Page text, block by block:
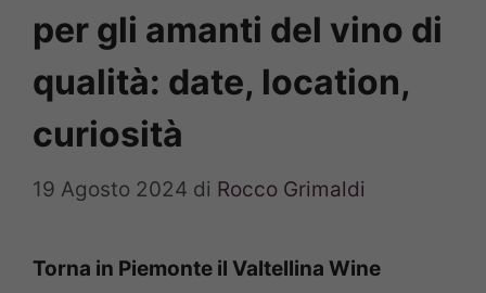
per gli amanti del vino di
qualità: date, location,
curiosità
19 Agosto 2024 di Rocco Grimaldi
Torna in Piemonte il Valtellina Wine